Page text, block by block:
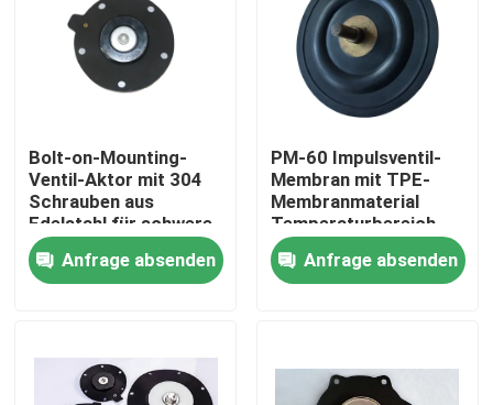
Zu Hause
Über uns
Bolt-on-Mounting-
Ventil-Aktor mit 304
Schrauben aus
Edelstahl für schwere
industrielle
Anwendungen
Anfrage absenden
PM-60 Impulsventil-
Membran mit TPE-
Membranmaterial
Temperaturbereich
minus 20 Grad Celsius
bis plus 150 Grad
Celsius Ideal für
Anfrage absenden